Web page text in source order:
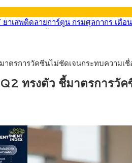
.ค. 2569) ซื้อขายในกรอบ 33.40-
อบ 33.00-33.60 ติดตามข้อมูลจ้างงาน
ไทย เดินหน้า 5 ยุทธศาสตร์ รื้อโครงส
ยาเสพติดลายการ์ตูน กรมศุลกากร เตื
ตรการวัคซีนไม่ชัดเจนกระทบความเ
ทรงตัว ชี้มาตรการวั